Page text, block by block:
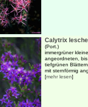
Calytrix
(Port.)
immergrüner
angeordneten,
tiefgrünen
mit sternförmig
[mehr lesen]